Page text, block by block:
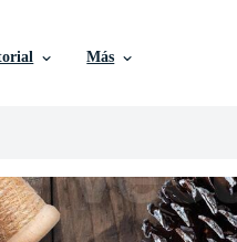
Más